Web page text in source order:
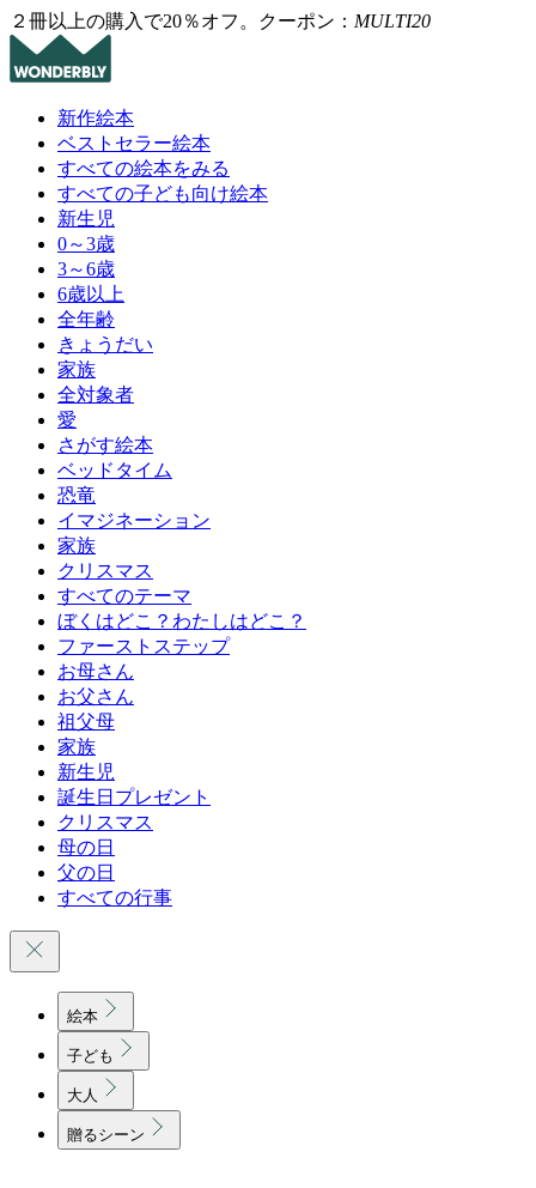
２冊以上の購入で20％オフ。クーポン： MULTI20
新作絵本
ベストセラー絵本
すべての絵本をみる
すべての子ども向け絵本
新生児
0～3歳
3～6歳
6歳以上
全年齢
きょうだい
家族
全対象者
愛
さがす絵本
ベッドタイム
恐竜
イマジネーション
家族
クリスマス
すべてのテーマ
ぼくはどこ？わたしはどこ？
ファーストステップ
お母さん
お父さん
祖父母
家族
新生児
誕生日プレゼント
クリスマス
母の日
父の日
すべての行事
絵本
子ども
大人
贈るシーン